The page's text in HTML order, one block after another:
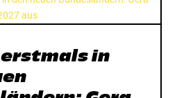
erstmals in